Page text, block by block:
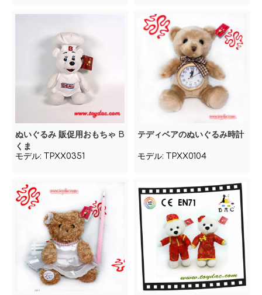
ぬいぐるみ 販促用おもちゃ B
くま
モデル: TPXX0351
テディベアのぬいぐるみ時計
モデル: TPXX0104